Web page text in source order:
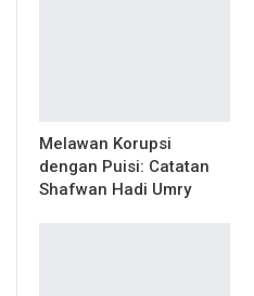
Melawan Korupsi
dengan Puisi: Catatan
Shafwan Hadi Umry